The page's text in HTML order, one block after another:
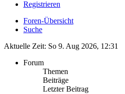
Registrieren
Foren-Übersicht
Suche
Aktuelle Zeit: So 9. Aug 2026, 12:31
Forum
Themen
Beiträge
Letzter Beitrag